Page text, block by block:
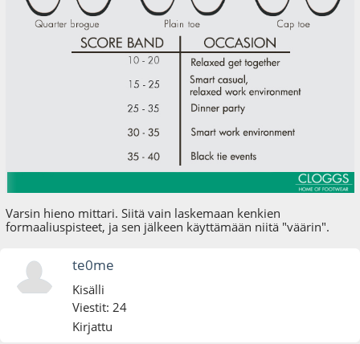
Varsin hieno mittari. Siitä vain laskemaan kenkien
formaaliuspisteet, ja sen jälkeen käyttämään niitä "väärin".
te0me
Kisälli
Viestit: 24
Kirjattu